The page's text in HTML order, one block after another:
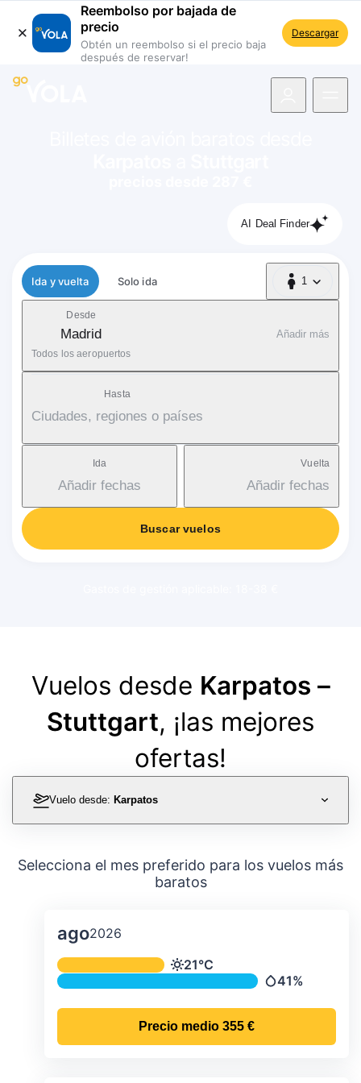
Reembolso por bajada de
precio
Obtén un reembolso si el precio baja
después de reservar!
Descargar
AI Deal Finder
Tipo de vuelo
Ida y vuelta Solo ida 1
1 Pasajero
Desde
Madrid
Todos los aeropuertos
Añadir más
Hasta
Ciudades, regiones o países
Ida
Añadir fechas
Vuelta
Añadir fechas
Buscar vuelos
Vuelos desde Karpatos –
Stuttgart, ¡las mejores
ofertas!
Vuelo desde: Karpatos
Selecciona el mes preferido para los vuelos más
baratos
ago2026
Temperatura y precipitación media
Temperatura
21°C
Precipitación
41%
Precio medio 355 €